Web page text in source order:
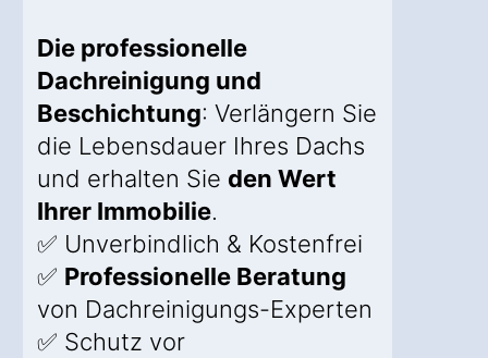
Die professionelle
Dachreinigung und
Beschichtung: Verlängern Sie
die Lebensdauer Ihres Dachs
und erhalten Sie den Wert
Ihrer Immobilie.
✅ Unverbindlich & Kostenfrei
✅ Professionelle Beratung
von Dachreinigungs-Experten
✅ Schutz vor